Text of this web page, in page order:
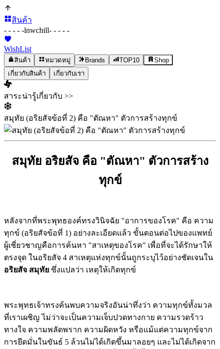
สินค้า
- - - - -lnwchill- - - - -
WishList
สินค้า หมวดหมู่ Brands TOP10
Shop
เกี่ยวกับสินค้า
เกี่ยวกับเรา
สาระน่ารู้เกี่ยวกับ >>
สมุทัย (อริยสัจข้อที่ 2) คือ "ตัณหา" ตัวการสร้างทุกข์
สมุทัย อริยสัจ คือ "ตัณหา" ตัวการสร้าง
ทุกข์
หลังจากที่พระพุทธองค์ทรงวินิจฉัย "อาการของโรค" คือ ความ
ทุกข์ (อริยสัจข้อที่ 1) อย่างละเอียดแล้ว ขั้นตอนต่อไปของแพทย์
ผู้เชี่ยวชาญคือการค้นหา "สาเหตุของโรค" เพื่อที่จะได้รักษาให้
ตรงจุด ในอริยสัจ 4 สาเหตุแห่งทุกข์นั้นถูกระบุไว้อย่างชัดเจนใน
อริยสัจ สมุทัย ซึ่งแปลว่า เหตุให้เกิดทุกข์
พระพุทธเจ้าทรงค้นพบความจริงอันน่าทึ่งว่า ความทุกข์ทั้งมวล
ที่เราเผชิญ ไม่ว่าจะเป็นความเจ็บปวดทางกาย ความรวดร้าว
ทางใจ ความพลัดพราก ความผิดหวัง หรือแม้แต่ความทุกข์จาก
การยึดมั่นในขันธ์ 5 ล้วนไม่ได้เกิดขึ้นมาลอยๆ และไม่ได้เกิดจาก